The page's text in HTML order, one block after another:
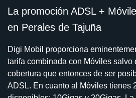
La promoción ADSL +
en Perales de Tajuña
Digi Mobil proporciona
tarifa combinada con Móviles salvo
cobertura que entonces de ser
ADSL. En cuanto al Móviles tienes